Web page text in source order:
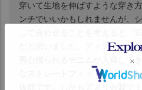
穿いて生地を伸ばすような穿き
ンチでいいかもしれませんが、
だと思いました。ディテール、
男心擽られるデニムが入荷して
なストレートフィット。股上も